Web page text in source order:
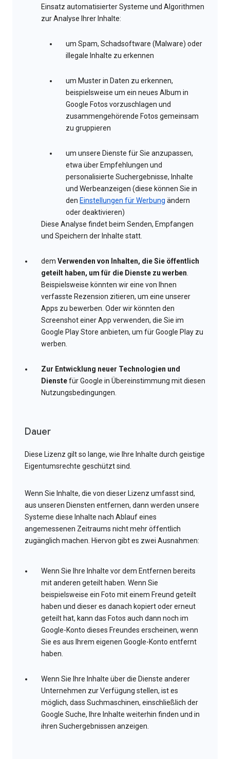
Einsatz automatisierter Systeme und Algorithmen
zur Analyse Ihrer Inhalte:
um Spam, Schadsoftware (Malware) oder
illegale Inhalte zu erkennen
um Muster in Daten zu erkennen,
beispielsweise um ein neues Album in
Google Fotos vorzuschlagen und
zusammengehörende Fotos gemeinsam
zu gruppieren
um unsere Dienste für Sie anzupassen,
etwa über Empfehlungen und
personalisierte Suchergebnisse, Inhalte
und Werbeanzeigen (diese können Sie in
den Einstellungen für Werbung ändern
oder deaktivieren)
Diese Analyse findet beim Senden, Empfangen
und Speichern der Inhalte statt.
dem Verwenden von Inhalten, die Sie öffentlich
geteilt haben, um für die Dienste zu werben.
Beispielsweise könnten wir eine von Ihnen
verfasste Rezension zitieren, um eine unserer
Apps zu bewerben. Oder wir könnten den
Screenshot einer App verwenden, die Sie im
Google Play Store anbieten, um für Google Play zu
werben.
Zur Entwicklung neuer Technologien und
Dienstefür Google in Übereinstimmung mit diesen
Nutzungsbedingungen.
Dauer
Diese Lizenz gilt so lange, wie Ihre Inhalte durch geistige
Eigentumsrechte geschützt sind.
Wenn Sie Inhalte, die von dieser Lizenz umfasst sind,
aus unseren Diensten entfernen, dann werden unsere
Systeme diese Inhalte nach Ablauf eines
angemessenen Zeitraums nicht mehr öffentlich
zugänglich machen. Hiervon gibt es zwei Ausnahmen:
Wenn Sie Ihre Inhalte vor dem Entfernen bereits
mit anderen geteilt haben. Wenn Sie
beispielsweise ein Foto mit einem Freund geteilt
haben und dieser es danach kopiert oder erneut
geteilt hat, kann das Fotos auch dann noch im
Google-Konto dieses Freundes erscheinen, wenn
Sie es aus Ihrem eigenen Google-Konto entfernt
haben.
Wenn Sie Ihre Inhalte über die Dienste anderer
Unternehmen zur Verfügung stellen, ist es
möglich, dass Suchmaschinen, einschließlich der
Google Suche, Ihre Inhalte weiterhin finden und in
ihren Suchergebnissen anzeigen.